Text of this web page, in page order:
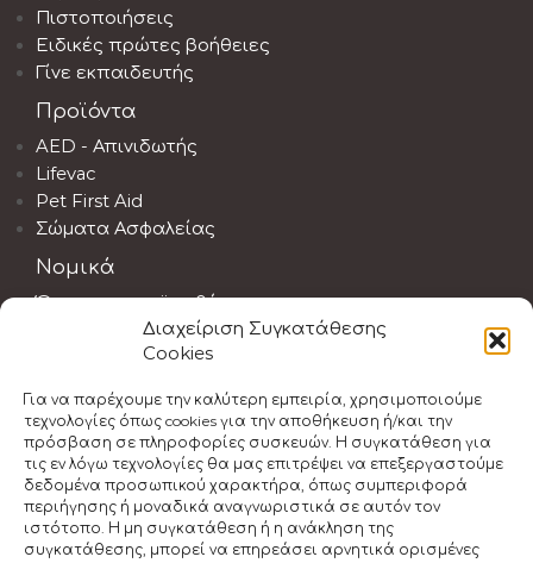
Διαχείριση Συγκατάθεσης
Cookies
Για να παρέχουμε την καλύτερη εμπειρία, χρησιμοποιούμε
τεχνολογίες όπως cookies για την αποθήκευση ή/και την
πρόσβαση σε πληροφορίες συσκευών. Η συγκατάθεση για
τις εν λόγω τεχνολογίες θα μας επιτρέψει να επεξεργαστούμε
δεδομένα προσωπικού χαρακτήρα, όπως συμπεριφορά
περιήγησης ή μοναδικά αναγνωριστικά σε αυτόν τον
ιστότοπο. Η μη συγκατάθεση ή η ανάκληση της
συγκατάθεσης, μπορεί να επηρεάσει αρνητικά ορισμένες
Πιστοποιήσεις
Ειδικές πρώτες βοήθειες
Γίνε εκπαιδευτής
Προϊόντα
AED - Απινιδωτής
Lifevac
Pet First Aid
Σώματα Ασφαλείας
Νομικά
Όροι και προϋποθέσεις
Αποποίηση ευθύνης
Νομοθεσία Α' Βοηθειών